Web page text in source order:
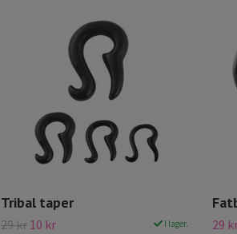
Tribal taper
29 kr 10 kr I lager. 29